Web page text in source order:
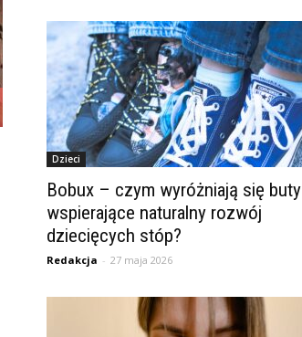
Dzieci
Bobux – czym wyróżniają się buty
wspierające naturalny rozwój
dziecięcych stóp?
Redakcja - 27 maja 2026